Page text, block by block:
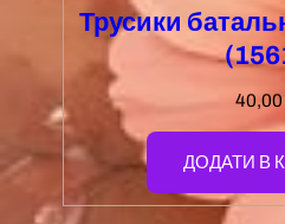
Трусики
40,00
ДОДАТИ В